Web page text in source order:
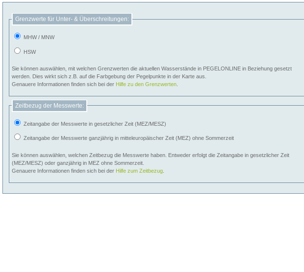
Grenzwerte für Unter- & Überschreitungen:
MHW / MNW
HSW
Sie können auswählen, mit welchen Grenzwerten die aktuellen Wasserstände in PEGELONLINE in Beziehung gesetzt
werden. Dies wirkt sich z.B. auf die Farbgebung der Pegelpunkte in der Karte aus.
Genauere Informationen finden sich bei der Hilfe zu den Grenzwerten
Zeitbezug der Messwerte:
Zeitangabe der Messwerte in gesetzlicher Zeit (MEZ/MESZ)
Zeitangabe der Messwerte ganzjährig in mitteleuropäischer Zeit (MEZ) ohne Sommerzeit
Sie können auswählen, welchen Zeitbezug die Messwerte haben. Entweder erfolgt die Zeitangabe in gesetzlicher Zeit
(MEZ/MESZ) oder ganzjährig in MEZ ohne Sommerzeit.
Genauere Informationen finden sich bei der Hilfe zum Zeitbezug